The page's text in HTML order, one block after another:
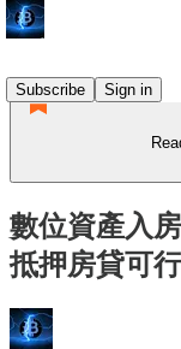
Subscribe
Sign in
數位資產入
抵押房貸可